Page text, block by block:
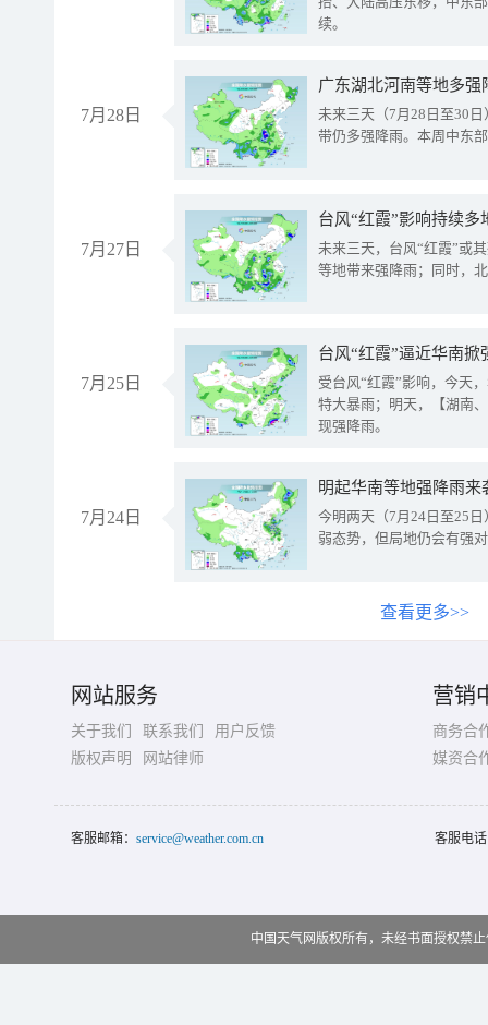
续。
7月28日
广东湖北河南等地多
未来三天（7月28日至30
带仍多强降雨。本周中东
7月27日
台风“红霞”影响持续
未来三天，台风“红霞”或
等地带来强降雨；同时，
7月25日
台风“红霞”逼近华南
受台风“红霞”影响，今天
特大暴雨；明天，【湖南
现强降雨。
7月24日
明起华南等地强降雨
今明两天（7月24日至25
弱态势，但局地仍会有强
查看更多>>
网站服务
关于我们 联系我们
用户反馈
版权声明
网站律师
营销
商务合
媒资合
客服邮箱： service@weather.com.cn 客服电
中国天气网版权所有，未经书面授权